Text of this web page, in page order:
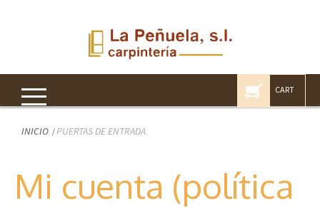
CART
INICIO PUERTAS DE ENTRADA
Mi cuenta (política